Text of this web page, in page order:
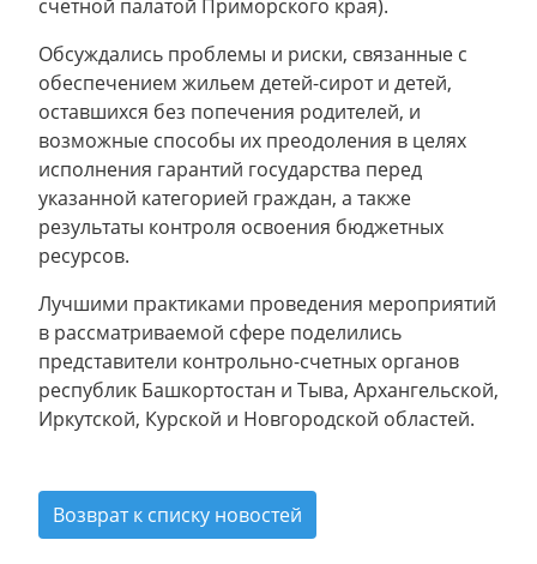
счетной палатой Приморского края).
Обсуждались проблемы и риски, связанные с
обеспечением жильем детей-сирот и детей,
оставшихся без попечения родителей, и
возможные способы их преодоления в целях
исполнения гарантий государства перед
указанной категорией граждан, а также
результаты контроля освоения бюджетных
ресурсов.
Лучшими практиками проведения мероприятий
в рассматриваемой сфере поделились
представители контрольно-счетных органов
республик Башкортостан и Тыва, Архангельской,
Иркутской, Курской и Новгородской областей.
Возврат к списку новостей